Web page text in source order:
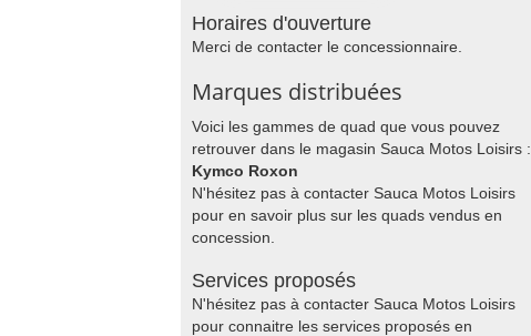
Horaires d'ouverture
Merci de contacter le concessionnaire.
Marques distribuées
Voici les gammes de quad que vous pouvez
retrouver dans le magasin Sauca Motos Loisirs :
Kymco Roxon
N'hésitez pas à contacter Sauca Motos Loisirs
pour en savoir plus sur les quads vendus en
concession.
Services proposés
N'hésitez pas à contacter Sauca Motos Loisirs
pour connaitre les services proposés en